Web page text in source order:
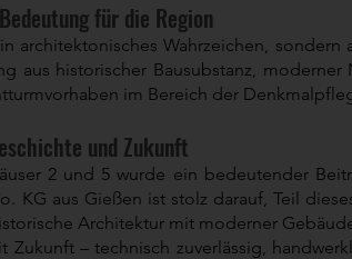
für die Region
architektonisches Wahrzeichen,
aus historischer Bausubstanz,
im Bereich der
und Zukunft
2 und 5 wurde ein bedeutender
KG aus Gießen ist stolz darauf, Teil
Architektur mit moderner
Zukunft – technisch zuverlässig,